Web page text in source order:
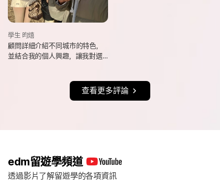
學生 昀熺
顧問詳細介紹不同城市的特色，
並結合我的個人興趣，讓我對選
查看更多評論
edm留遊學頻道
透過影片了解留遊學的各項資訊